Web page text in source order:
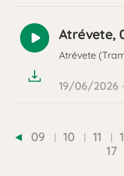
Reproducir
audio
Atrévete,
Atrévete
19/06/2026
09 10 11
17